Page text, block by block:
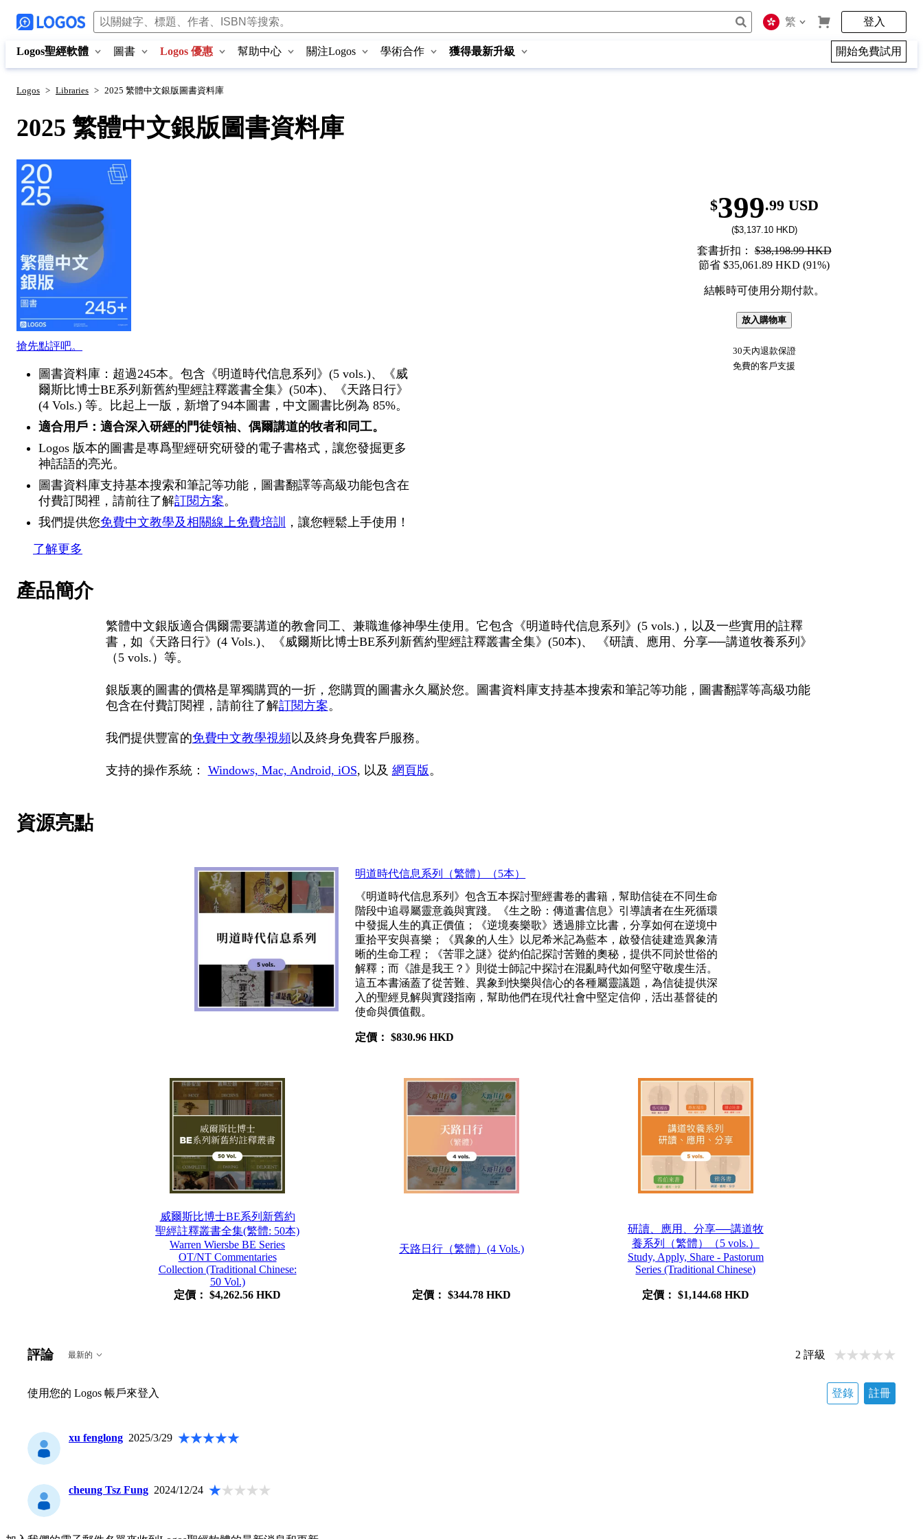
繁 登入
Logos聖經軟體 圖書 Logos 優惠 幫助中心 關注Logos 學術合作 獲得最新升級 開始免費試用
Logos > Libraries > 2025 繁體中文銀版圖書資料庫
2025 繁體中文銀版圖書資料庫
搶先點評吧。
$399.99 USD
($3,137.10 HKD)
套書折扣：$38,198.99 HKD
節省 $35,061.89 HKD (91%)
結帳時可使用分期付款。
放入購物車
30天內退款保證
免費的客戶支援
圖書資料庫：超過245本。包含《明道時代信息系列》(5 vols.)、《威
爾斯比博士BE系列新舊約聖經註釋叢書全集》(50本)、《天路日行》
(4 Vols.) 等。比起上一版，新增了94本圖書，中文圖書比例為 85%。
適合用戶：適合深入研經的門徒領袖、偶爾講道的牧者和同工。
Logos 版本的圖書是專爲聖經研究研發的電子書格式，讓您發掘更多
神話語的亮光。
圖書資料庫支持基本搜索和筆記等功能，圖書翻譯等高級功能包含在
付費訂閱裡，請前往了解訂閱方案。
我們提供您免費中文教學及相關線上免費培訓
，讓您輕鬆上手使用！
了解更多
產品簡介
繁體中文銀版適合偶爾需要講道的教會同工、兼職進修神學生使用。它包含《明道時代信息系列》(5 vols.)，以及一些實用的註釋
書，如《天路日行》(4 Vols.)、《威爾斯比博士BE系列新舊約聖經註釋叢書全集》(50本)、 《研讀、應用、分享──講道牧養系列》
（5 vols.）等。
銀版裏的圖書的價格是單獨購買的一折，您購買的圖書永久屬於您。圖書資料庫支持基本搜索和筆記等功能，圖書翻譯等高級功能
包含在付費訂閱裡，請前往了解訂閱方案。
我們提供豐富的免費中文教學視頻以及終身免費客戶服務。
支持的操作系統： Windows, Mac, Android, iOS, 以及 網頁版。
資源亮點
明道時代信息系列（繁體）（5本）
《明道時代信息系列》包含五本探討聖經書卷的書籍，幫助信徒在不同生命
階段中追尋屬靈意義與實踐。《生之盼：傳道書信息》引導讀者在生死循環
中發掘人生的真正價值；《逆境奏樂歌》透過腓立比書，分享如何在逆境中
重拾平安與喜樂；《異象的人生》以尼希米記為藍本，啟發信徒建造異象清
晰的生命工程；《苦罪之謎》從約伯記探討苦難的奧秘，提供不同於世俗的
解釋；而《誰是我王？》則從士師記中探討在混亂時代如何堅守敬虔生活。
這五本書涵蓋了從苦難、異象到快樂與信心的各種屬靈議題，為信徒提供深
入的聖經見解與實踐指南，幫助他們在現代社會中堅定信仰，活出基督徒的
使命與價值觀。
定價：$830.96 HKD
威爾斯比博士BE系列新舊約
聖經註釋叢書全集(繁體: 50本)
Warren Wiersbe BE Series
OT/NT Commentaries
Collection (Traditional Chinese:
50 Vol.)
定價：$4,262.56 HKD
天路日行（繁體）(4 Vols.)
定價： $344.78 HKD
研讀、應用、分享──講道牧
養系列（繁體）（5 vols.）
Study, Apply, Share - Pastorum
Series (Traditional Chinese)
定價： $1,144.68 HKD
評論 最新的 2 評級
使用您的 Logos 帳戶來登入 登錄 註冊
xu fenglong 2025/3/29
cheung Tsz Fung 2024/12/24